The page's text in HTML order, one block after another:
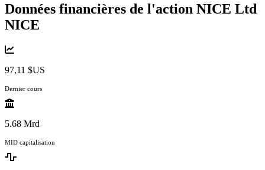
Données financières de l'action NICE Ltd
NICE
97,11 $US
Dernier cours
5.68 Mrd
MID capitalisation